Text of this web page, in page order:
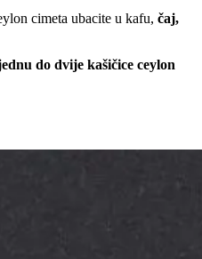
cimeta ubacite u kafu, čaj,
do dvije kašičice ceylon